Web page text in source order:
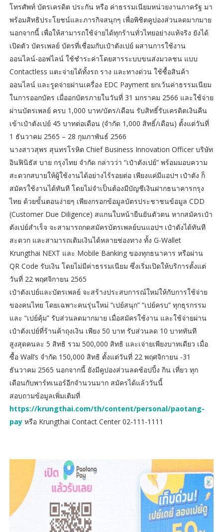
โทรศัพท์ บัตรเครดิต ประกัน หรือ ค่าธรรมเนียมหน่วยงานภาครัฐ มา
พร้อมสิทธิประโยชน์และภารกิจสนุกๆ เพื่อพิชิตคูปองส่วนลดมากมาย
นอกจากนี้ เพื่อให้สามารถใช้จ่ายได้ทุกร้านทั่วไทยอย่างแท้จริง ยังได้
เปิดตัว บัตรเพลย์ บัตรที่เชื่อมกับเป๋าตังเปย์ ผสานการใช้งาน
ออนไลน์-ออฟไลน์ ใช้ชำระค่าโดยสารระบบขนส่งมวลชน แบบ
Contactless แตะจ่ายได้ทั้งรถ ราง และทางด่วน ใช้ซื้อสินค้า
ออนไลน์ และรูดจ่ายผ่านเครื่อง EDC Payment ยกเว้นค่าธรรมเนียม
ในการออกบัตร เมื่ออกบัตรภายในวันที่ 31 มกราคม 2566 และใช้จ่าย
ผ่านบัตรเพลย์ ครบ 1,000 บาท/บัตร/เดือน รับสิทธิ์รับเครดิตเงินคืน
เข้าเป๋าตังเปย์ 45 บาทต่อเดือน (จำกัด 1,000 สิทธิ์/เดือน) ตั้งแต่วันที่
1 ธันวาคม 2565 – 28 กุมภาพันธ์ 2566
นางสาวสุพร สุนทรโรหิต Chief Business Innovation Officer บริษัท
อินฟินิธัส บาย กรุงไทย จํากัด กล่าวว่า “เป๋าตังเปย์” พร้อมมอบความ
สะดวกสบายให้ผู้ใช้งานได้อย่างไร้รอยต่อ เพียงแค่มีแอปฯ เป๋าตัง ก็
สมัครใช้งานได้ทันที โดยไม่จำเป็นต้องมีบัญชีเงินฝากธนาคารกรุง
ไทย ด้วยขั้นตอนง่ายๆ เพียงกรอกข้อมูลบัตรประชาชนข้อมูล CDD
(Customer Due Diligence) สแกนใบหน้ายืนยันตัวตน หากสมัครเป๋า
ตังเปย์สำเร็จ จะสามารถกดสมัครบัตรเพลย์บนแอปฯ เป๋าตังได้ทันที
สะดวก และสามารถเติมเงินได้หลายช่องทาง ทั้ง G-Wallet
Krungthai NEXT และ Mobile Banking ของทุกธนาคาร หรือผ่าน
QR Code รับเงิน โดยไม่มีค่าธรรมเนียม ซึ่งเริ่มเปิดให้บริการตั้งแต่
วันที่ 22 พฤศจิกายน 2565
เป๋าตังเปย์และบัตรเพลย์ จะสร้างประสบการณ์ใหม่ให้กับการใช้จ่าย
ของคนไทย โดยเฉพาะคนรุ่นใหม่ “เปย์สนุก” “เปย์ครบ” ทุกธุรกรรม
และ “เปย์คุ้ม” รับส่วนลดมากมาย เมื่อสมัครใช้งาน และใช้จ่ายผ่าน
เป๋าตังเปย์ที่ร้านค้าถุงเงิน เพียง 50 บาท รับส่วนลด 10 บาททันที
สูงสุดคนละ 5 สิทธิ รวม 500,000 สิทธิ และเจ่ายเพียงบาทเดียว เมื่อ
ซื้อ Wall’s จำกัด 150,000 สิทธิ ตั้งแต่วันที่ 22 พฤศจิกายน -31
ธันวาคม 2565 นอกจากนี้ ยังมีคูปองส่วนลดช้อปปิ้ง กิน เที่ยว ทุก
เดือนกับพาร์ทเนอร์อีกจำนวนมาก สมัครได้แล้ววันนี้
สอบถามข้อมูลเพิ่มเติมที่
https://krungthai.com/th/content/personal/paotang-
payหรือ Krungthai Contact Center 02-111-1111